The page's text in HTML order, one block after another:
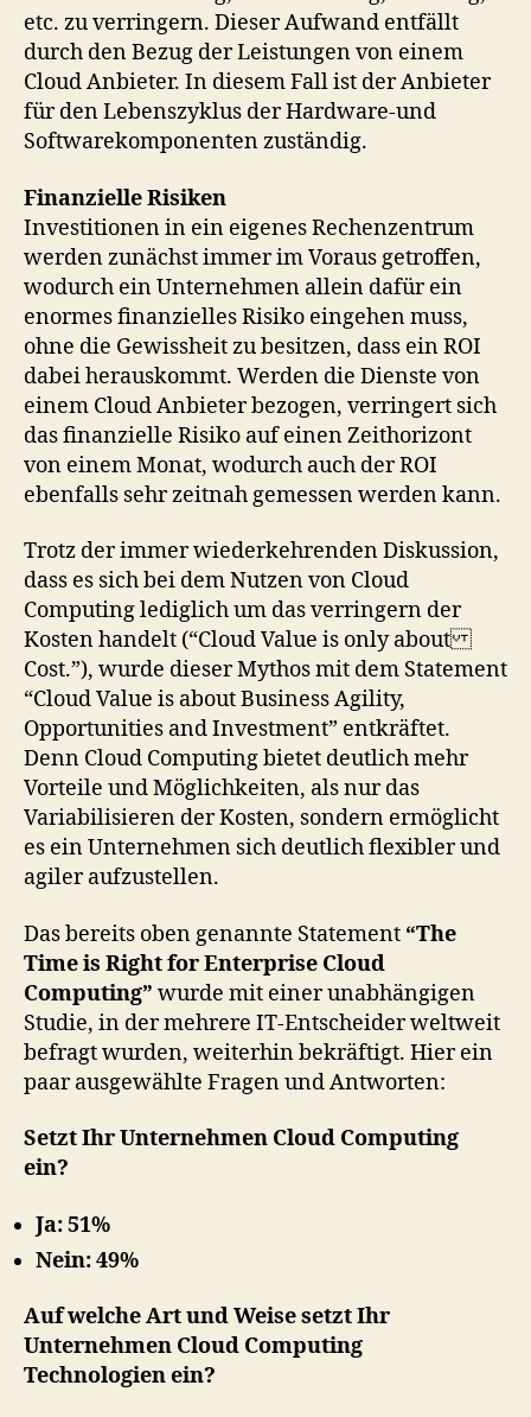
etc. zu verringern. Dieser Aufwand entfällt
durch den Bezug der Leistungen von einem
Cloud Anbieter. In diesem Fall ist der Anbieter
für den Lebenszyklus der Hardware-und
Softwarekomponenten zuständig.
Finanzielle Risiken
Investitionen in ein eigenes Rechenzentrum
werden zunächst immer im Voraus getroffen,
wodurch ein Unternehmen allein dafür ein
enormes finanzielles Risiko eingehen muss,
ohne die Gewissheit zu besitzen, dass ein ROI
dabei herauskommt. Werden die Dienste von
einem Cloud Anbieter bezogen, verringert sich
das finanzielle Risiko auf einen Zeithorizont
von einem Monat, wodurch auch der ROI
ebenfalls sehr zeitnah gemessen werden kann.
Trotz der immer wiederkehrenden Diskussion,
dass es sich bei dem Nutzen von Cloud
Computing lediglich um das verringern der
Kosten handelt (“Cloud Value is only about
Cost.”), wurde dieser Mythos mit dem Statement
“Cloud Value is about Business Agility,
Opportunities and Investment” entkräftet.
Denn Cloud Computing bietet deutlich mehr
Vorteile und Möglichkeiten, als nur das
Variabilisieren der Kosten, sondern ermöglicht
es ein Unternehmen sich deutlich flexibler und
agiler aufzustellen.
Das bereits oben genannte Statement “The
Time is Right for Enterprise Cloud
Computing” wurde mit einer unabhängigen
Studie, in der mehrere IT-Entscheider weltweit
befragt wurden, weiterhin bekräftigt. Hier ein
paar ausgewählte Fragen und Antworten:
Setzt Ihr Unternehmen Cloud Computing
ein?
Ja: 51%
Nein: 49%
Auf welche Art und Weise setzt Ihr
Unternehmen Cloud Computing
Technologien ein?